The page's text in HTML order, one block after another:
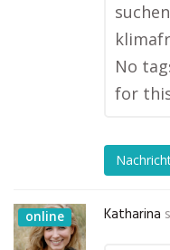
No
for
online Katharina